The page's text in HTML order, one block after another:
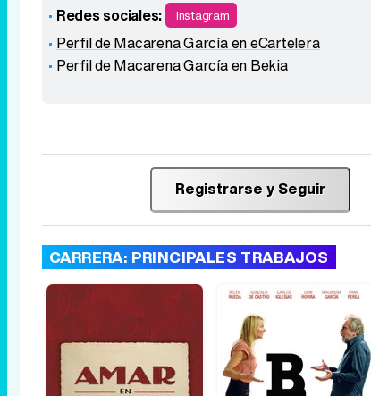
Redes sociales:
Instagram
Perfil de Macarena García en eCartelera
Perfil de Macarena García en Bekia
Registrarse y Seguir
CARRERA: PRINCIPALES TRABAJOS